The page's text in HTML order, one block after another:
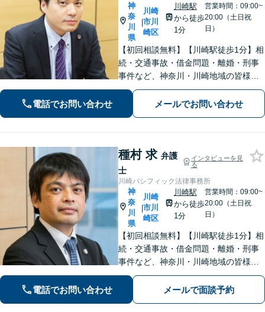
神
奈
川
県
|
川崎
市川
崎区
川崎駅
から徒歩
1分
営業時間：09:00~
20:00（土日祝
日）
【初回相談無料】【川崎駅徒歩1分】相
続・交通事故・借金問題・離婚・刑事
事件など、神奈川・川崎地域の皆様の
法律問題を解決すべく、親身になって
取り組みます。クチコミ・リピーター
の方も多数。お気軽にお問い合わせ下
電話でお問い合わせ メールでお問い合わせ
種村 求 弁護
士
インタビューを見
る
川崎パシフィック法律事務所
神
奈
川
県
|
川崎
市川
崎区
川崎駅
から徒歩
1分
営業時間：09:00~
20:00（土日祝
日）
【初回相談無料】【川崎駅徒歩1分】相
続・交通事故・借金問題・離婚・刑事
事件など、神奈川・川崎地域の皆様の
法律問題を解決すべく、親身になって
取り組みます。クチコミ・リピーター
の方も多数。お気軽にお問い合わせ下
電話でお問い合わせ メールで面談予約